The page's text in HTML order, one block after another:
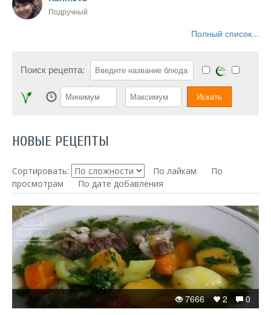
Подручный
Полный список...
Поиск рецепта:
НОВЫЕ РЕЦЕПТЫ
Сортировать: По лайкам
По
просмотрам
По дате добавления
0
2
7666